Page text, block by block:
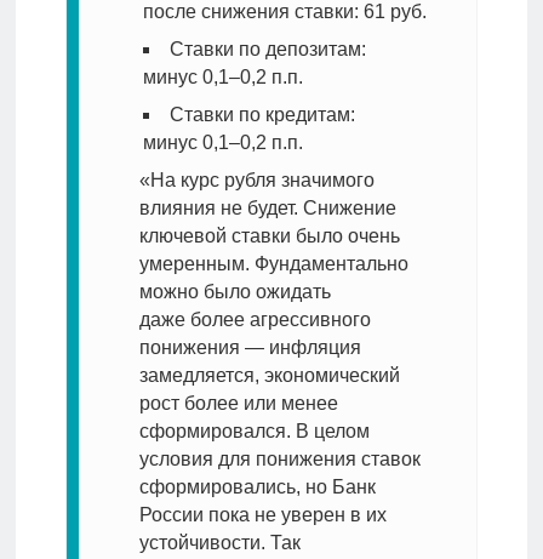
после снижения ставки: 61 руб.
Ставки по депозитам:
минус 0,1–0,2 п.п.
Ставки по кредитам:
минус 0,1–0,2 п.п.
«На курс рубля значимого
влияния не будет. Снижение
ключевой ставки было очень
умеренным. Фундаментально
можно было ожидать
даже более агрессивного
понижения — инфляция
замедляется, экономический
рост более или менее
сформировался. В целом
условия для понижения ставок
сформировались, но Банк
России пока не уверен в их
устойчивости. Так